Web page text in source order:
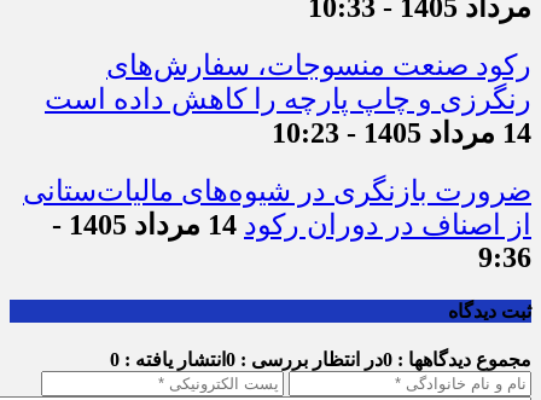
مرداد 1405 - 10:33
رکود صنعت منسوجات، سفارش‌های
رنگرزی و چاپ پارچه را کاهش داده است
14 مرداد 1405 - 10:23
ضرورت بازنگری در شیوه‌های مالیات‌ستانی
از اصناف در دوران رکود
14 مرداد 1405 -
9:36
ثبت دیدگاه
مجموع دیدگاهها : 0 در انتظار بررسی : 0 انتشار یافته : 0